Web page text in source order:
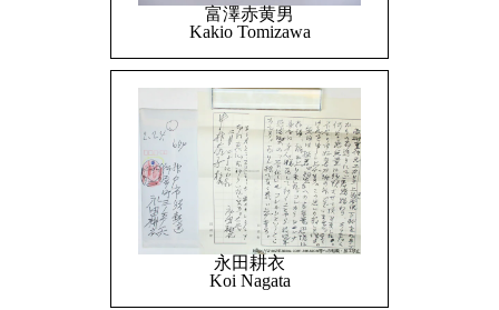
富澤赤黄男
Kakio Tomizawa
永田耕衣
Koi Nagata